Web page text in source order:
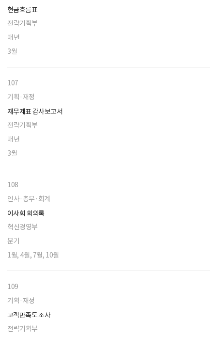
현금흐름표
전략기획부
매년
3월
107
기획·재정
재무제표 감사보고서
전략기획부
매년
3월
108
인사·총무·회계
이사회 회의록
혁신경영부
분기
1월, 4월, 7월, 10월
109
기획·재정
고객만족도 조사
전략기획부